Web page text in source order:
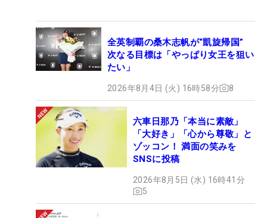
全英制覇の桑木志帆が“凱旋帰国”
次なる目標は「やっぱり女王を狙い
たい」
2026年8月4日 (火) 16時58分 8
六車日那乃「本当に素敵」
「大好き」「心から尊敬」と
ゾッコン！ 満面の笑みを
SNSに投稿
2026年8月5日 (水) 16時41分
5